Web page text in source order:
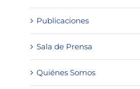
Publicaciones
Sala de Prensa
Quiénes Somos